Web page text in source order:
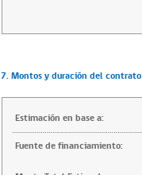
7. Montos y duración del contrato
Estimación en base a:
Fuente de financiamiento: